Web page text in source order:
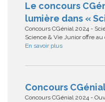
Le concours
lumière dans «
Concours CGénial 2024 -
Science & Vie Junior offre au
En savoir plus
Concours
Concours CGénial 2024 -